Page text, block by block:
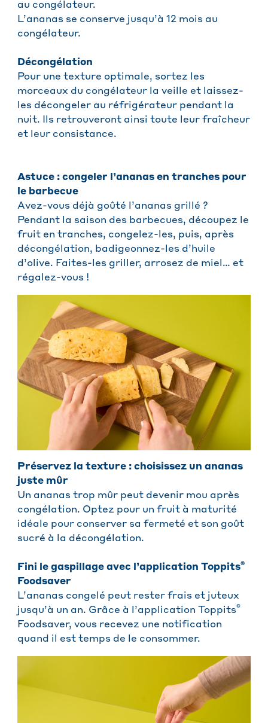
au congélateur.
L’ananas se conserve jusqu’à 12 mois au
congélateur.
Décongélation
Pour une texture optimale, sortez les
morceaux du congélateur la veille et laissez-
les décongeler au réfrigérateur pendant la
nuit. Ils retrouveront ainsi toute leur fraîcheur
et leur consistance.
Astuce : congeler l’ananas en tranches pour
le barbecue
Avez-vous déjà goûté l’ananas grillé ?
Pendant la saison des barbecues, découpez le
fruit en tranches, congelez-les, puis, après
décongélation, badigeonnez-les d’huile
d’olive. Faites-les griller, arrosez de miel… et
régalez-vous !
Préservez la texture : choisissez un ananas
juste mûr
Un ananas trop mûr peut devenir mou après
congélation. Optez pour un fruit à maturité
idéale pour conserver sa fermeté et son goût
sucré à la décongélation.
Fini le gaspillage avec l’application Toppits®
Foodsaver
L’ananas congelé peut rester frais et juteux
jusqu’à un an. Grâce à l’application Toppits®
Foodsaver, vous recevez une notification
quand il est temps de le consommer.